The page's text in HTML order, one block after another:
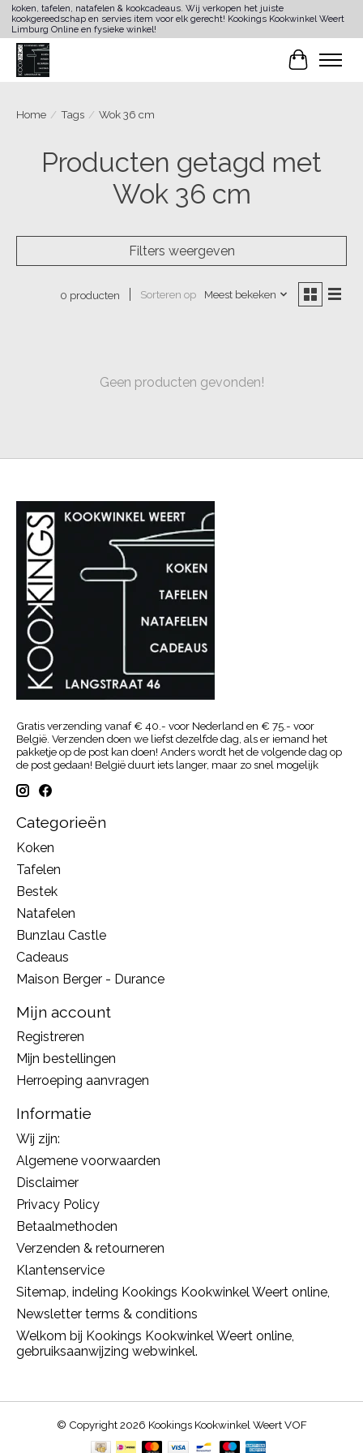
koken, tafelen, natafelen & kookcadeaus. Wij verkopen het juiste
kookgereedschap en servies item voor elk gerecht! Kookings Kookwinkel Weert
Limburg Online en fysieke winkel!
Home / Tags / Wok 36 cm
Producten getagd met
Wok 36 cm
Filters weergeven
0 producten Sorteren op Meest bekeken
Geen producten gevonden!
Gratis verzending vanaf € 40.- voor Nederland en € 75.- voor
België. Verzenden doen we liefst dezelfde dag, als er iemand het
pakketje op de post kan doen! Anders wordt het de volgende dag op
de post gedaan! België duurt iets langer, maar zo snel mogelijk
Categorieën
Koken
Tafelen
Bestek
Natafelen
Bunzlau Castle
Cadeaus
Maison Berger - Durance
Mijn account
Registreren
Mijn bestellingen
Herroeping aanvragen
Informatie
Wij zijn:
Algemene voorwaarden
Disclaimer
Privacy Policy
Betaalmethoden
Verzenden & retourneren
Klantenservice
Sitemap, indeling Kookings Kookwinkel Weert online,
Newsletter terms & conditions
Welkom bij Kookings Kookwinkel Weert online,
gebruiksaanwijzing webwinkel.
© Copyright 2026 Kookings Kookwinkel Weert VOF